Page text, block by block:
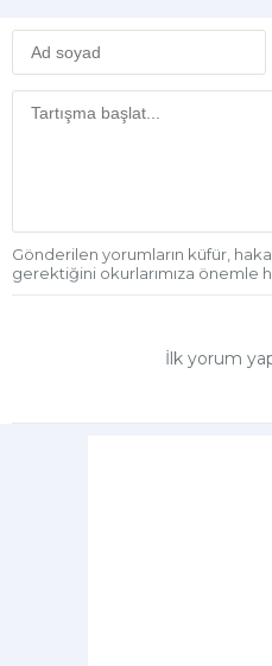
Gönderilen yorumların küfür,
gerektiğini okurlarımıza önemle
İlk yorum